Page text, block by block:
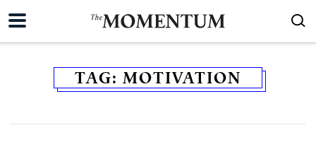
TAG: MOTIVATION